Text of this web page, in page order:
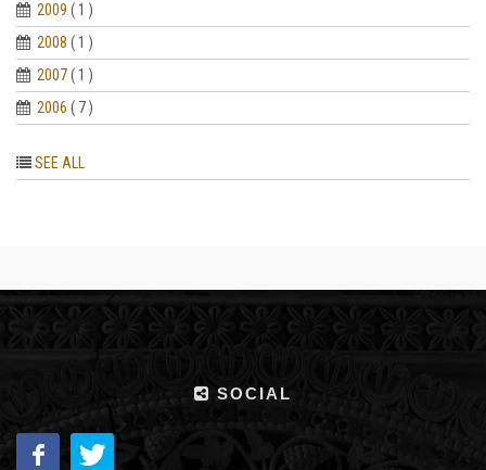
2009 ( 1 )
2008 ( 1 )
2007( 1 )
2006 ( 7 )
SEE ALL
SOCIAL